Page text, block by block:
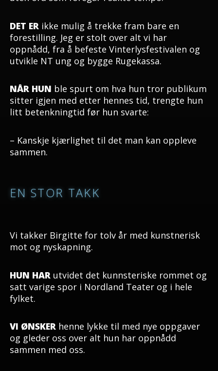
DET ER ikke mulig å trekke fram bare en
forestilling. Jeg er stolt over alt vi har
oppnådd, fra å befeste Vinterlysfestivalen og
utvikle NT ung og bygge Rugekassa.
NÅR HUN ble spurt om hva hun tror publikum
sitter igjen med etter hennes tid, trengte hun
litt betenkningtid før hun svarte:
– Kanskje kjærlighet til det man kan oppleve
sammen.
EN STOR TAKK
Vi takker Birgitte for tolv år med kunstnerisk
mot og nyskapning.
HUN HAR utvidet det kunnsteriske rommet og
satt varige spor i Nordland Teater og i hele
fylket.
VI ØNSKER henne lykke til med nye oppgaver
og gleder oss over alt hun har oppnådd
sammen med oss.